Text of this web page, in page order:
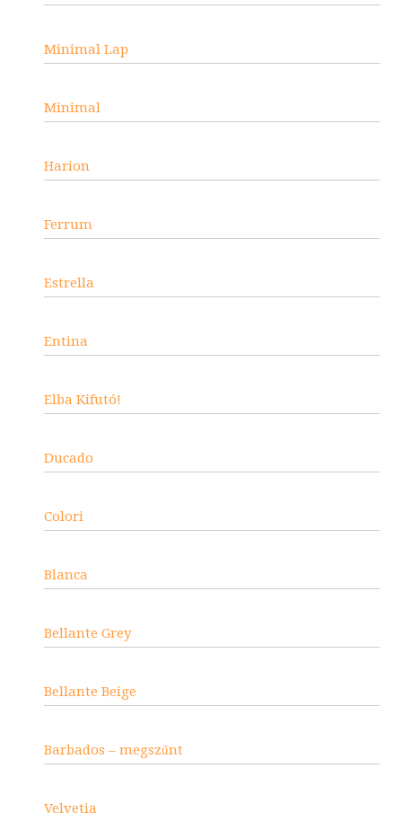
Minimal Lap
Minimal
Harion
Ferrum
Estrella
Entina
Elba Kifutó!
Ducado
Colori
Blanca
Bellante Grey
Bellante Beige
Barbados – megszűnt
Velvetia